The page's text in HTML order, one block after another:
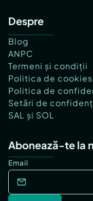
Despre
Blog
ANPC
Termeni și condiții
Politica de cookies
Politica de
Setări de
SAL și SOL
Abonează-te la
Email